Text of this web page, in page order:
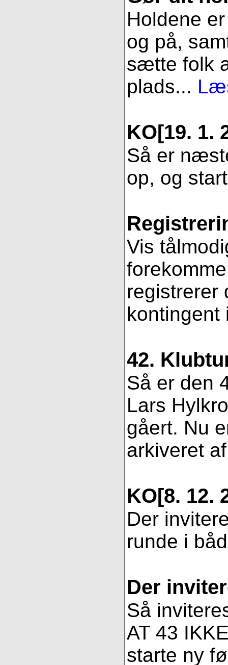
Holdene
og på,
sætte folk
plads...
KO[19. 1.
Så er
op, og
Vis
registrerer
42.
Så er den
Lars
gåert. Nu
arkiveret
KO[8. 12.
Der
runde i
Der
Så
AT 43
starte ny